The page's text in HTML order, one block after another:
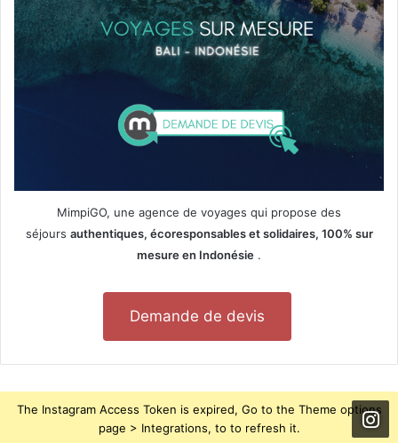
MimpiGO, une agence de voyages qui propose des
séjours authentiques, écoresponsables et solidaires, 100% sur
mesure en Indonésie .
Demande de devis
The Instagram Access Token is expired, Go to the Theme options
page > Integrations, to to refresh it.